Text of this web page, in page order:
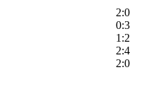
2:0
0:3
1:2
2:4
2:0